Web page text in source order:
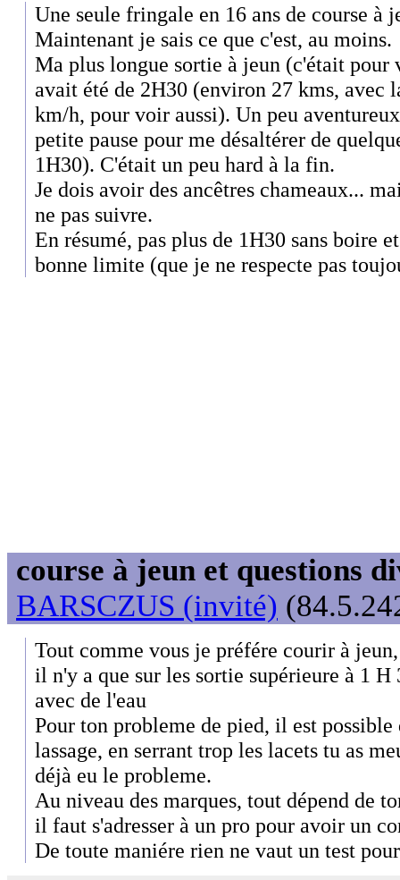
Une seule fringale en 16 ans de course à
Maintenant je sais ce que c'est, au moins.
Ma plus longue sortie à jeun (c'était pour
avait été de 2H30 (environ 27 kms, avec
km/h, pour voir aussi). Un peu
petite pause pour me désaltérer de
1H30). C'était un peu hard à la fin.
Je dois avoir des ancêtres chameaux...
ne pas suivre.
En résumé, pas plus de 1H30 sans boire
bonne limite (que je ne respecte pas
course à jeun et questions
BARSCZUS (invité)
Tout comme vous je préfére courir à
il n'y a que sur les sortie supérieure à 1 H
avec de l'eau
Pour ton probleme de pied, il est
lassage, en serrant trop les lacets tu as
déjà eu le probleme.
Au niveau des marques, tout dépend de
il faut s'adresser à un pro pour avoir un
De toute maniére rien ne vaut un test